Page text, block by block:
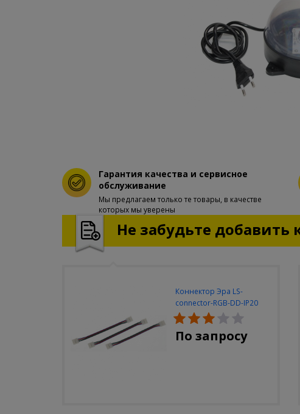
Гарантия качества и сервисное
обслуживание
Мы предлагаем только те товары, в качестве
которых мы уверены
Не забудьте добавить
Коннектор Эра LS-
connector-RGB-DD-IP20
(3шт/уп)
По запросу